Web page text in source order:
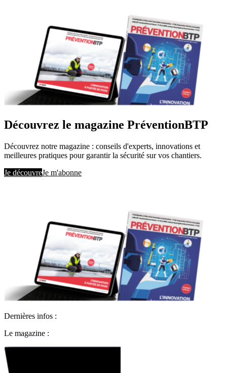
Découvrez le magazine PréventionBTP
Découvrez notre magazine : conseils d'experts, innovations et
meilleures pratiques pour garantir la sécurité sur vos chantiers.
Je découvreJe m'abonne
Dernières infos :
Le magazine :